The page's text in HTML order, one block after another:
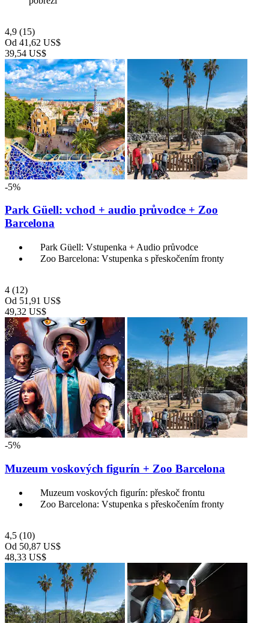
4,9 (15)
Od 41,62 US$
39,54 US$
-5%
Park Güell: vchod + audio průvodce + Zoo
Barcelona
Park Güell: Vstupenka + Audio průvodce
Zoo Barcelona: Vstupenka s přeskočením fronty
4 (12)
Od 51,91 US$
49,32 US$
-5%
Muzeum voskových figurín + Zoo Barcelona
Muzeum voskových figurín: přeskoč frontu
Zoo Barcelona: Vstupenka s přeskočením fronty
4,5 (10)
Od 50,87 US$
48,33 US$